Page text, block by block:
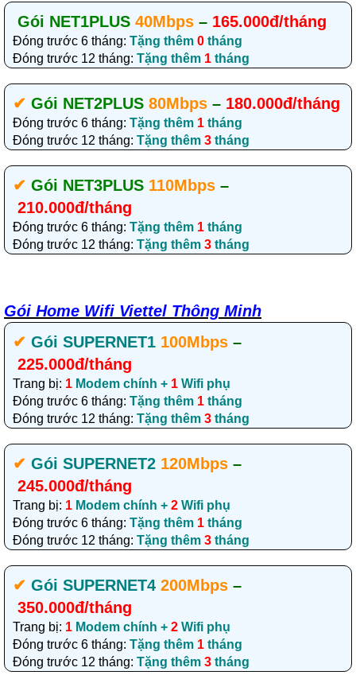
Gói NET1PLUS 40Mbps – 165.000đ/tháng
Đóng trước 6 tháng: Tặng thêm 0 tháng
Đóng trước 12 tháng: Tặng thêm 1 tháng
✔‎ Gói NET2PLUS 80Mbps – 180.000đ/tháng
Đóng trước 6 tháng: Tặng thêm 1 tháng
Đóng trước 12 tháng: Tặng thêm 3 tháng
✔‎ Gói NET3PLUS 110Mbps –
210.000đ/tháng
Đóng trước 6 tháng: Tặng thêm 1 tháng
Đóng trước 12 tháng: Tặng thêm 3 tháng
Gói Home Wifi Viettel Thông Minh
✔‎ Gói SUPERNET1 100Mbps –
225.000đ/tháng
Trang bị: 1 Modem chính + 1 Wifi phụ
Đóng trước 6 tháng: Tặng thêm 1 tháng
Đóng trước 12 tháng: Tặng thêm 3 tháng
✔‎ Gói SUPERNET2 120Mbps –
245.000đ/tháng
Trang bị: 1 Modem chính + 2 Wifi phụ
Đóng trước 6 tháng: Tặng thêm 1 tháng
Đóng trước 12 tháng: Tặng thêm 3 tháng
✔‎ Gói SUPERNET4 200Mbps –
350.000đ/tháng
Trang bị: 1 Modem chính + 2 Wifi phụ
Đóng trước 6 tháng: Tặng thêm 1 tháng
Đóng trước 12 tháng: Tặng thêm 3 tháng